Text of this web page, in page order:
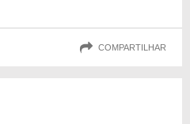
COMPARTILHAR